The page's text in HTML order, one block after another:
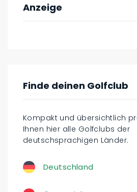
Anzeige
Finde deinen Golfclub
Kompakt und übersichtlich
Ihnen hier alle Golfclubs der
deutschsprachigen Länder.
Deutschland